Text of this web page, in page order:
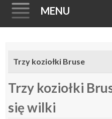
MENU
content
Trzy koziołki Bruse
Trzy koziołki
się wilki